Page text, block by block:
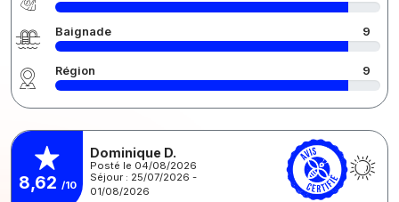
Baignade 9
Région 9
8,62 /10
Dominique D.
Posté le 04/08/2026
Séjour : 25/07/2026 -
01/08/2026